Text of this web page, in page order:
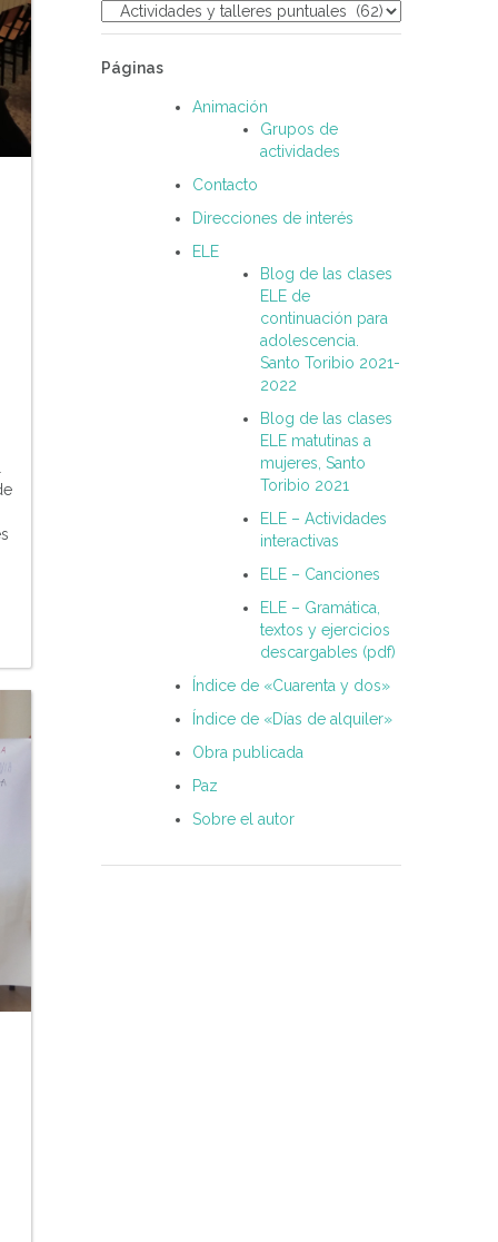
Categorías
Páginas
Animación
Grupos de
actividades
Contacto
Direcciones de interés
ELE
Blog de las clases
ELE de
continuación para
adolescencia.
Santo Toribio 2021-
2022
Blog de las clases
ELE matutinas a
mujeres, Santo
Toribio 2021
ELE – Actividades
interactivas
ELE – Canciones
ELE – Gramática,
textos y ejercicios
descargables (pdf)
Índice de «Cuarenta y dos»
Índice de «Días de alquiler»
Obra publicada
Paz
Sobre el autor